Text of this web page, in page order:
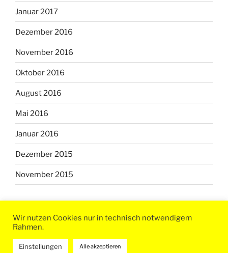
Januar 2017
Dezember 2016
November 2016
Oktober 2016
August 2016
Mai 2016
Januar 2016
Dezember 2015
November 2015
Stolz präsentiert von WordPress
Wir nutzen Cookies nur in technisch notwendigem
Rahmen.
Einstellungen Alle akzeptieren